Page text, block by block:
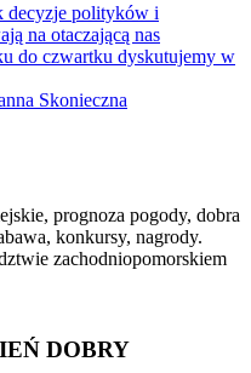
decyzje polityków i
na otaczającą nas
do czwartku dyskutujemy w
Skonieczna
prognoza pogody, dobra
konkursy, nagrody.
zachodniopomorskiem
DOBRY